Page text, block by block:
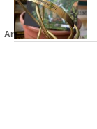
Archiv